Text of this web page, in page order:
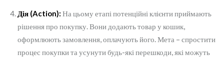
Дія (Action): На цьому етапі потенційні клієнти приймають
рішення про покупку. Вони додають товар у кошик,
оформлюють замовлення, оплачують його. Мета – спростити
процес покупки та усунути будь-які перешкоди, які можуть